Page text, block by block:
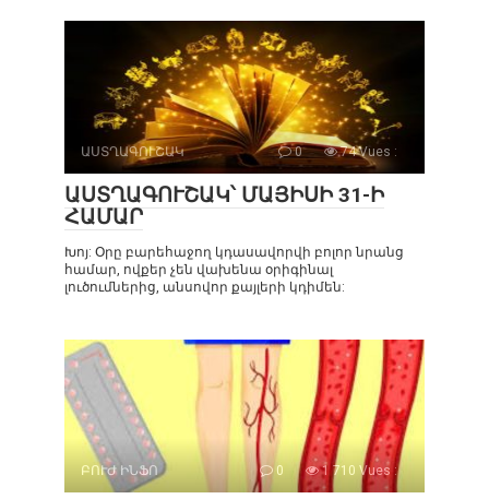
ԱՍՏՂԱԳՈՒՇԱԿ 0 74 Vues :
ԱՍՏՂԱԳՈՒՇԱԿ՝ ՄԱՅԻՍԻ 31-Ի
ՀԱՄԱՐ
Խոյ: Օրը բարեհաջող կդասավորվի բոլոր նրանց
համար, ովքեր չեն վախենա օրիգինալ
լուծումներից, անսովոր քայլերի կդիմեն:
ԲՈՒԺ ԻՆՖՈ 0 1 710 Vues :